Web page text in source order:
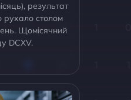
результат
рухало столом
Щомісячний
DCXV.